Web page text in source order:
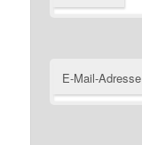
E-Mail-Adresse